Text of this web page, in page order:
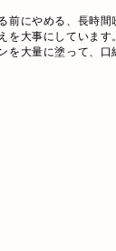
前にやめる、長時
を大事にしていま
を大量に塗って、口